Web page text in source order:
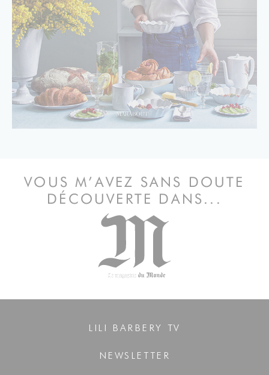
VOUS M’AVEZ SANS DOUTE
DÉCOUVERTE DANS...
LILI BARBERY TV
NEWSLETTER